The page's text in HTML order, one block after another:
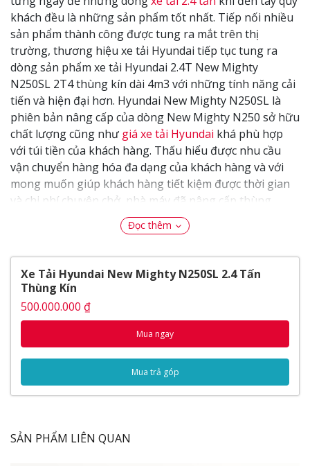
khách đều là những sản phẩm tốt nhất. Tiếp nối nhiều
sản phẩm thành công được tung ra mắt trên thị
trường, thương hiệu xe tải Hyundai tiếp tục tung ra
dòng sản phẩm xe tải Hyundai 2.4T New Mighty
N250SL 2T4 thùng kín dài 4m3 với những tính năng cải
tiến và hiện đại hơn. Hyundai New Mighty N250SL là
phiên bản nâng cấp của dòng New Mighty N250 sở hữu
chất lượng cũng như giá xe tải Hyundai khá phù hợp
với túi tiền của khách hàng. Thấu hiểu được nhu cầu
vận chuyển hàng hóa đa dạng của khách hàng và với
mong muốn giúp khách hàng tiết kiệm được thời gian
và chi phí chuyên chở, nhà máy đã nâng cấp thùng
hàng của dòng xe lên tới 4m3 vô cùng lý tưởng.
này thì trong bài giới thiệu dưới đây của Thế Giới Xe Tải
sẽ giúp cho quý khách hàng tìm hiểu thêm chi tiết về
dòng sản phẩm này nhé!
Nội dung bài viết
Ngoại thất
Cụm đèn pha
Nội thất
Đọc thêm
Xe Tải Hyundai New Mighty N250SL 2.4 Tấn
Thùng Kín
500.000.000 ₫
Mua ngay
Mua trả góp
SẢN PHẨM LIÊN QUAN